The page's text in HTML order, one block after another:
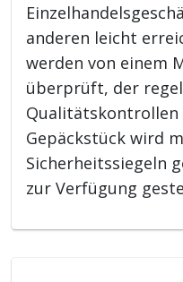
anderen leicht
werden von einem
überprüft, der
Qualitätskontrollen
Gepäckstück wird
Sicherheitssiegeln
zur Verfügung